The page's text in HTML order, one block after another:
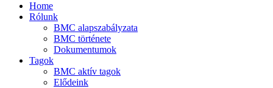
Home
Rólunk
BMC alapszabályzata
BMC története
Dokumentumok
Tagok
BMC aktív tagok
Elődeink